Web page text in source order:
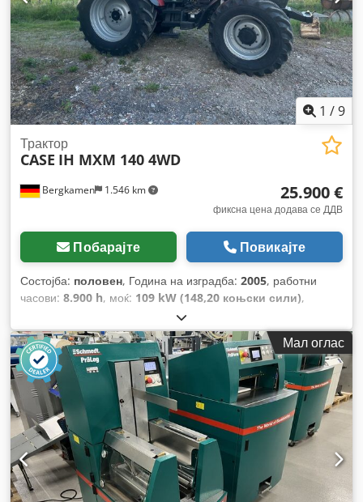
1 /9
Bergkamen 1.546 km
Трактор
CASE IH MXM 140 4WD
25.900 €
фиксна цена додава се ДДВ
Побарајте Повикајте
Состојба: половен, Година на изградба: 2005, работни
часови: 8.900 h, моќ: 109 kW (148,20 коњски сили),
ABS, кабина, клима уред, погон на сите тркала
Мал оглас